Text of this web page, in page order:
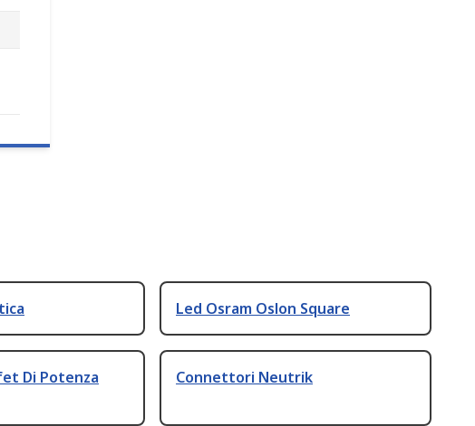
Led Osram Oslon Square
Di Potenza Connettori Neutrik